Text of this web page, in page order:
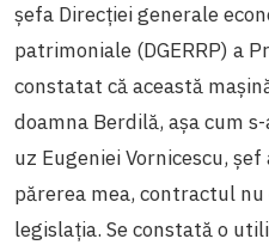
șefa Direcției generale
patrimoniale (DGERRP) a
constatat că această
doamna Berdilă, așa cum
uz Eugeniei Vornicescu,
părerea mea, contractul
legislația. Se constată o